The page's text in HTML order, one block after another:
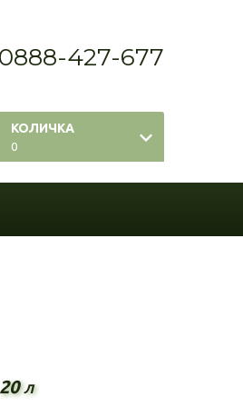
427-677
КОЛИЧКА
0
л